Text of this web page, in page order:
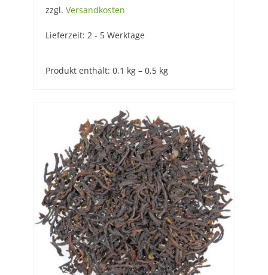
zzgl. Versandkosten
Lieferzeit: 2 - 5 Werktage
Produkt enthält: 0,1 kg – 0,5 kg